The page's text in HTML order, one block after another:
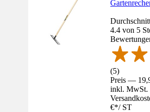
4.4 von 5
(5)
Preis —
inkl. MwSt.
€*/ ST